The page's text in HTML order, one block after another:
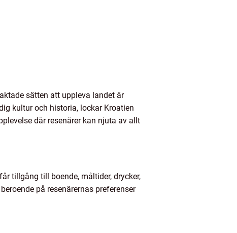
sätten att uppleva landet är
kultur och historia, lockar Kroatien
där resenärer kan njuta av allt
tillgång till boende, måltider, drycker,
på resenärernas preferenser